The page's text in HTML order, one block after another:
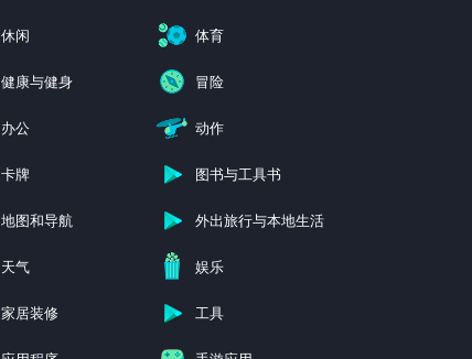
休闲 体育
健康与健身 冒险
办公 动作
卡牌 图书与工具书
地图和导航 外出旅行与本地生活
天气 娱乐
家居装修 工具